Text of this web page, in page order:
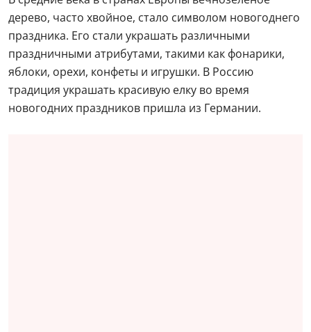
дерево, часто хвойное, стало символом новогоднего
праздника. Его стали украшать различными
праздничными атрибутами, такими как фонарики,
яблоки, орехи, конфеты и игрушки. В Россию
традиция украшать красивую елку во время
новогодних праздников пришла из Германии.